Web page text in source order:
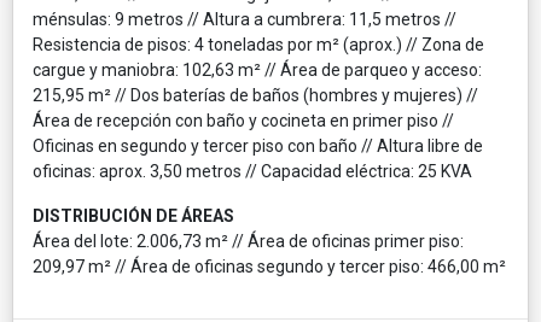
ménsulas: 9 metros // Altura a cumbrera: 11,5 metros //
Resistencia de pisos: 4 toneladas por m² (aprox.) // Zona de
cargue y maniobra: 102,63 m² // Área de parqueo y acceso:
215,95 m² // Dos baterías de baños (hombres y mujeres) //
Área de recepción con baño y cocineta en primer piso //
Oficinas en segundo y tercer piso con baño // Altura libre de
oficinas: aprox. 3,50 metros // Capacidad eléctrica: 25 KVA
DISTRIBUCIÓN DE ÁREAS
Área del lote: 2.006,73 m² // Área de oficinas primer piso:
209,97 m² // Área de oficinas segundo y tercer piso: 466,00 m²